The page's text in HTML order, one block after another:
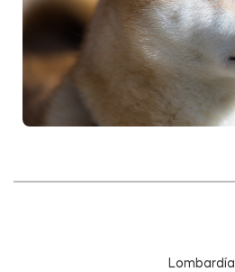
Lombardía